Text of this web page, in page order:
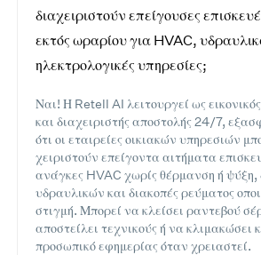
διαχειριστούν επείγουσες
εκτός ωραρίου για HVAC,
ηλεκτρολογικές υπηρεσίες;
Ναι! Η Retell AI λειτουργεί ως
και διαχειριστής αποστολής 24/7,
ότι οι εταιρείες οικιακών υπηρεσιών
χειριστούν επείγοντα αιτήματα
ανάγκες HVAC χωρίς θέρμανση ή ψύξη,
υδραυλικών και διακοπές ρεύματος
στιγμή. Μπορεί να κλείσει ραντεβού
αποστείλει τεχνικούς ή να κλιμακώσει
προσωπικό εφημερίας όταν χρειαστεί.